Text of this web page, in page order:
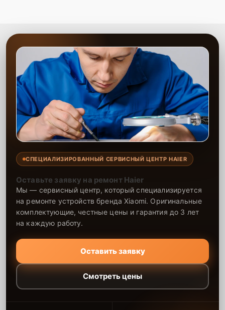
СПЕЦИАЛИЗИРОВАННЫЙ СЕРВИСНЫЙ ЦЕНТР HAIER
Оставьте заявку на ремонт Haier
Мы — сервисный центр, который специализируется
на ремонте устройств бренда Xiaomi. Оригинальные
комплектующие, честные цены и гарантия до 3 лет
на каждую работу.
Оставить заявку
Смотреть цены